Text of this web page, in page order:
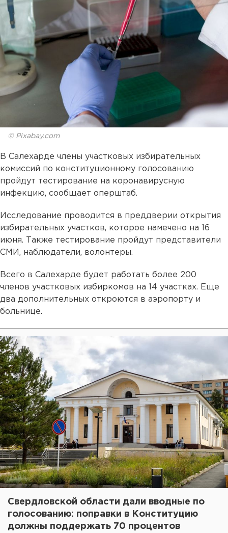
© Pixabay.com
В Салехарде члены участковых избирательных
комиссий по конституционному голосованию
пройдут тестирование на коронавирусную
инфекцию, сообщает оперштаб.
Исследование проводится в преддверии открытия
избирательных участков, которое намечено на 16
июня. Также тестирование пройдут представители
СМИ, наблюдатели, волонтеры.
Всего в Салехарде будет работать более 200
членов участковых избиркомов на 14 участках. Еще
два дополнительных откроются в аэропорту и
больнице.
Свердловской области дали вводные по
голосованию: поправки в Конституцию
должны поддержать 70 процентов